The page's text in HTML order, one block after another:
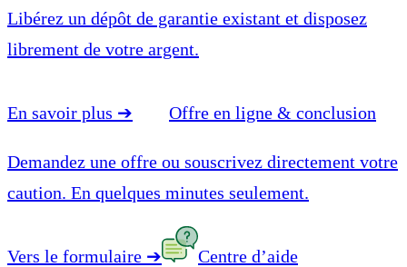
Libérez un dépôt de garantie existant et disposez
librement de votre argent.
En savoir plus ➔ Offre en ligne & conclusion
Demandez une offre ou souscrivez directement votre
caution. En quelques minutes seulement.
Vers le formulaire ➔ Centre d’aide